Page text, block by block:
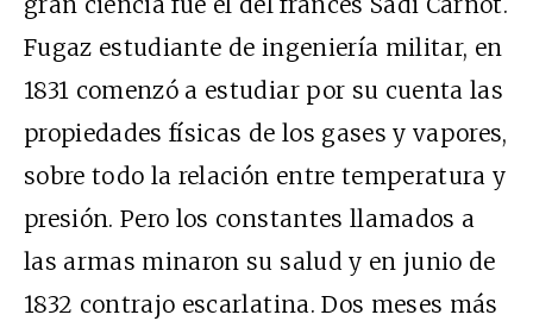
Fugaz estudiante de ingeniería militar, en
1831 comenzó a estudiar por su cuenta las
propiedades físicas de los gases y vapores,
sobre todo la relación entre temperatura y
presión. Pero los constantes llamados a
las armas minaron su salud y en junio de
1832 contrajo escarlatina. Dos meses más